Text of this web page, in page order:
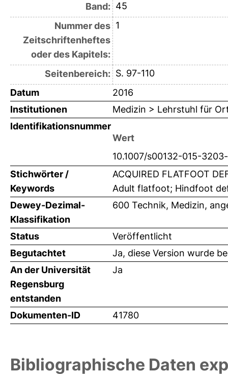
Band: 45
Nummer des
Zeitschriftenheftes
oder des Kapitels:
1
Seitenbereich: S. 97-110
Datum
2016
Institutionen
Medizin > Lehrstuhl für
Identifikationsnummer
Wert
10.1007/s00132-015-
Stichwörter /
Keywords
ACQUIRED FLATFOOT
Adult flatfoot; Hindfoot
Dewey-Dezimal-
Klassifikation
600 Technik, Medizin,
Status
Veröffentlicht
Begutachtet
Ja, diese Version wurde
An der Universität
Regensburg
entstanden
Ja
Dokumenten-ID 41780
Bibliographische Daten